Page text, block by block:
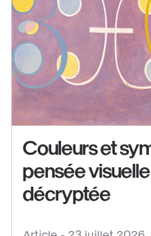
Voir
contenu
Couleurs
symboles
Couleurs et
pensée
décryptée